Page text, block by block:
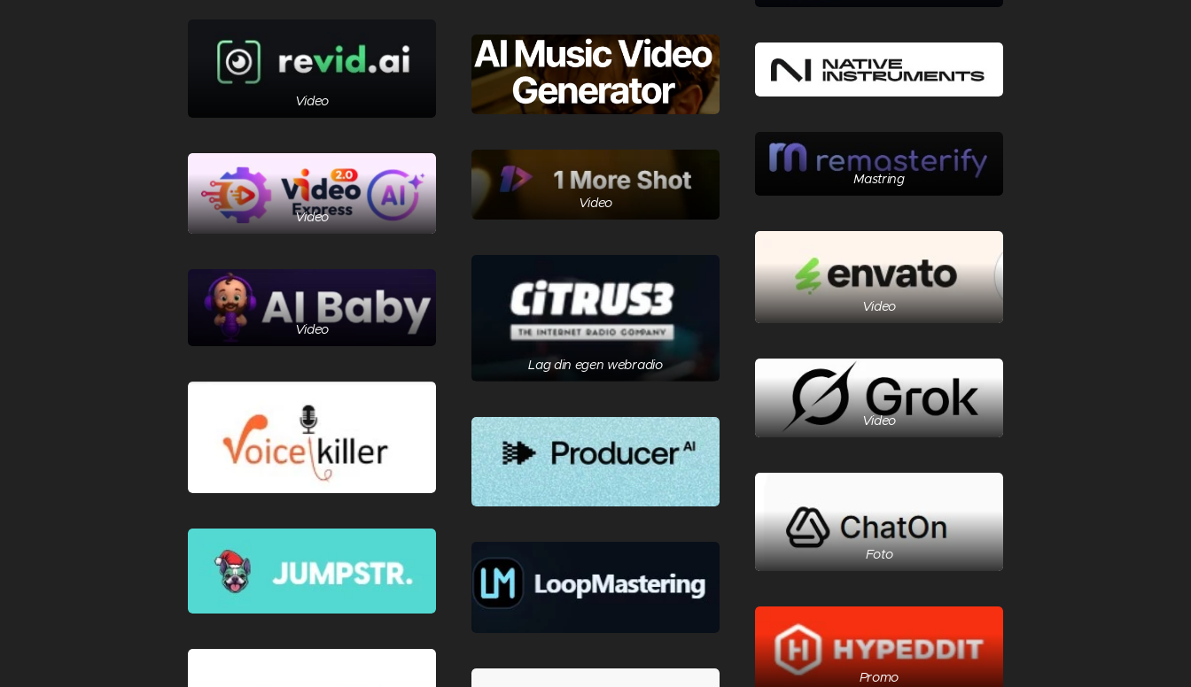
Video
Video
Video
Video
Lag din egen webradio
Mastring
Video
Video
Foto
Promo